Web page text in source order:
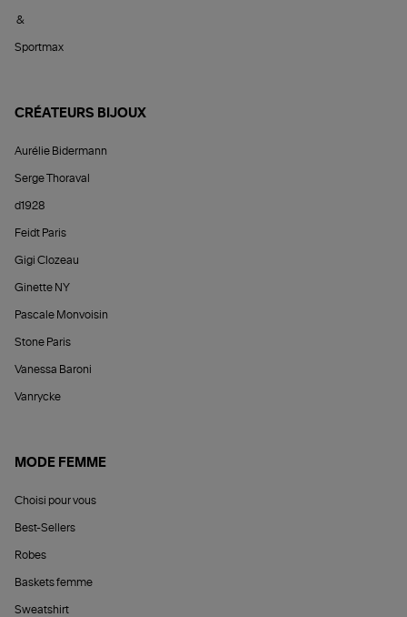
&
Sportmax
CRÉATEURS BIJOUX
Aurélie Bidermann
Serge Thoraval
d1928
Feidt Paris
Gigi Clozeau
Ginette NY
Pascale Monvoisin
Stone Paris
Vanessa Baroni
Vanrycke
MODE FEMME
Choisi pour vous
Best-Sellers
Robes
Baskets femme
Sweatshirt